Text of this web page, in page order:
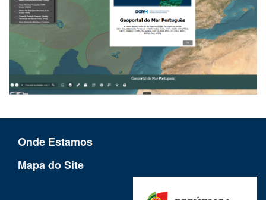
Onde Estamos
Mapa do Site